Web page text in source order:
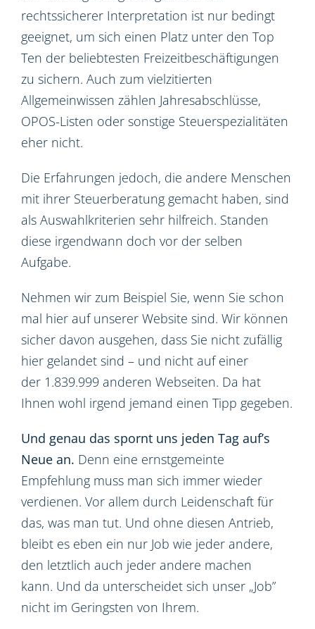
rechtssicherer Interpretation ist nur bedingt
geeignet, um sich einen Platz unter den Top
Ten der beliebtesten Freizeitbeschäftigungen
zu sichern. Auch zum vielzitierten
Allgemeinwissen zählen Jahresabschlüsse,
OPOS-Listen oder sonstige Steuerspezialitäten
eher nicht.
Die Erfahrungen jedoch, die andere Menschen
mit ihrer Steuerberatung gemacht haben, sind
als Auswahlkriterien sehr hilfreich. Standen
diese irgendwann doch vor der selben
Aufgabe.
Nehmen wir zum Beispiel Sie, wenn Sie schon
mal hier auf unserer Website sind. Wir können
sicher davon ausgehen, dass Sie nicht zufällig
hier gelandet sind – und nicht auf einer
der 1.839.999 anderen Webseiten. Da hat
Ihnen wohl irgend jemand einen Tipp gegeben.
Und genau das spornt uns jeden Tag auf’s
Neue an. Denn eine ernstgemeinte
Empfehlung muss man sich immer wieder
verdienen. Vor allem durch Leidenschaft für
das, was man tut. Und ohne diesen Antrieb,
bleibt es eben ein nur Job wie jeder andere,
den letztlich auch jeder andere machen
kann. Und da unterscheidet sich unser „Job”
nicht im Geringsten von Ihrem.